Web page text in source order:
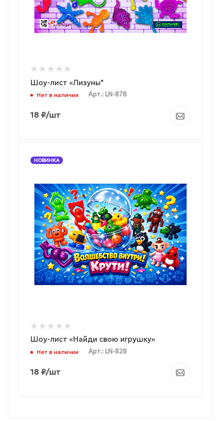
Шоу-лист «Лизуны"
Нет в наличии Арт.: LN-878
18 ₽/шт
НОВИНКА
Шоу-лист «Найди свою игрушку»
Нет в наличии Арт.: LN-828
18 ₽/шт